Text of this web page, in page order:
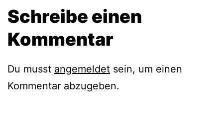
Schreibe einen
Kommentar
Du musst angemeldet sein, um einen
Kommentar abzugeben.